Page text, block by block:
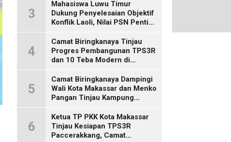
3
Mahasiswa Luwu Timur
Dukung Penyelesaian Objektif
Konflik Laoli, Nilai PSN Penting
4
Camat Biringkanaya Tinjau
Progres Pembangunan TPS3R
dan 10 Teba Modern di
5
Camat Biringkanaya Dampingi
Wali Kota Makassar dan Menko
Pangan Tinjau Kampung
6
Ketua TP PKK Kota Makassar
Tinjau Kesiapan TPS3R
Paccerakkang, Camat